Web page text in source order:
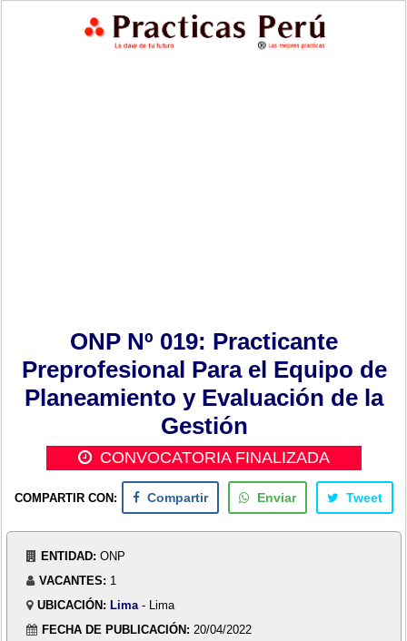
ONP Nº 019: Practicante
Preprofesional Para el Equipo de
Planeamiento y Evaluación de la
Gestión
CONVOCATORIA FINALIZADA
COMPARTIR CON: Compartir Enviar Tweet
ENTIDAD: ONP
VACANTES: 1
UBICACIÓN: Lima - Lima
FECHA DE PUBLICACIÓN: 20/04/2022